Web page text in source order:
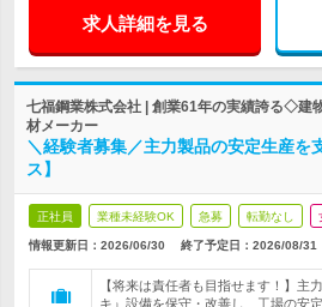
求人詳細を見る
七福鋼業株式会社 | 創業61年の実績誇る◇建
材メーカー
＼経験者募集／主力製品の安定生産を
ス】
正社員 業種未経験OK 急募 転勤なし
情報更新日：2026/06/30 終了予定日： 2026/08/31
【将来は責任者も目指せます！】主
キ』設備を保守・改善し、工場の安